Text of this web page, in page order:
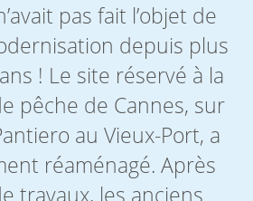
pas fait l’objet de
depuis plus
! Le site réservé à la
pêche de Cannes, sur
au Vieux-Port, a
réaménagé. Après
travaux, les anciens